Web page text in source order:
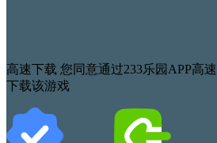
高速下载 您同意通过233乐园APP高速
下载该游戏